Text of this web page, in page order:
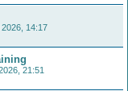
14:17
21:51